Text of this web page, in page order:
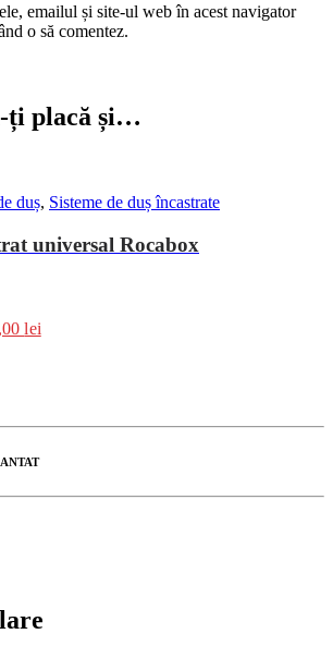
emailul și site-ul web în acest navigator
o să comentez.
ți placă și…
duș, Sisteme de duș încastrate
universal Rocabox
lei